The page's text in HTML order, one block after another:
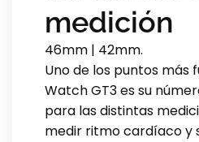
medición
46mm | 42mm.
Uno de los puntos más
Watch GT3 es su
para las distintas
medir ritmo cardíaco y